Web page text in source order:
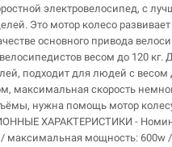
электровелосипед, с
Это мотор колесо
основного привода
весом до 120
подходит для людей с весом
максимальная скорость
нужна помощь мотор
ХАРАКТЕРИСТИКИ -
максимальная мощность: 600w